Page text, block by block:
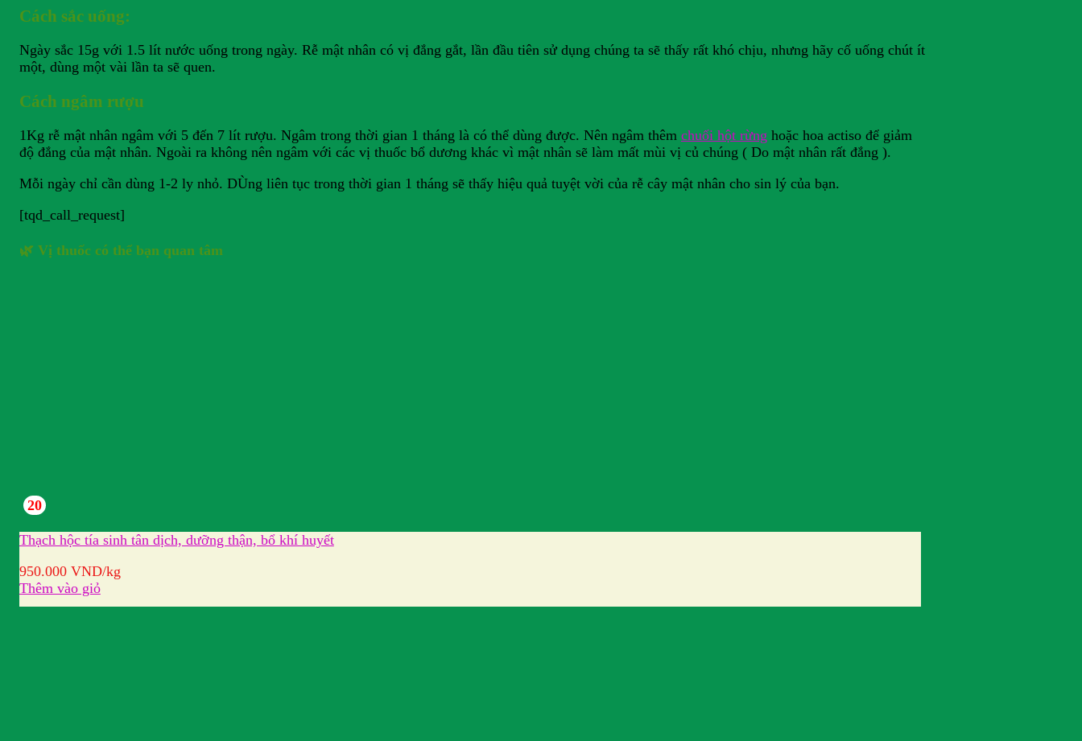
Cách sắc uống:
Ngày sắc 15g với 1.5 lít nước uống trong ngày. Rễ mật nhân có vị đắng gắt, lần đầu tiên sử dụng chúng ta sẽ thấy rất khó chịu, nhưng hãy cố uống chút ít
một, dùng một vài lần ta sẽ quen.
Cách ngâm rượu
1Kg rễ mật nhân ngâm với 5 đến 7 lít rượu. Ngâm trong thời gian 1 tháng là có thể dùng được. Nên ngâm thêm chuối hột rừng hoặc hoa actiso để giảm
độ đắng của mật nhân. Ngoài ra không nên ngâm với các vị thuốc bổ dương khác vì mật nhân sẽ làm mất mùi vị củ chúng ( Do mật nhân rất đắng ).
Mỗi ngày chỉ cần dùng 1-2 ly nhỏ. DÙng liên tục trong thời gian 1 tháng sẽ thấy hiệu quả tuyệt vời của rễ cây mật nhân cho sin lý của bạn.
[tqd_call_request]
🌿 Vị thuốc có thể bạn quan tâm
20
Thạch hộc tía sinh tân dịch, dưỡng thận, bổ khí huyết
950.000 VND/kg
Thêm vào giỏ